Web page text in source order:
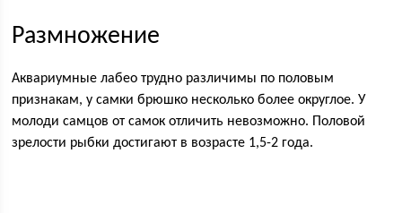
Размножение
Аквариумные лабео трудно различимы по половым
признакам, у самки брюшко несколько более округлое. У
молоди самцов от самок отличить невозможно. Половой
зрелости рыбки достигают в возрасте 1,5-2 года.